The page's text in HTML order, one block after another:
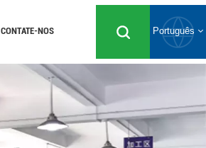
CONTATE-NOS Português
English
Русский